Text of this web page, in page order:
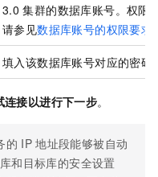
3.0 集群的数据库账号。权限
请参见数据库账号的权限要求
填入该数据库账号对应的密码
连接以进行下一步。
的 IP 地址段能够被自动
和目标库的安全设置